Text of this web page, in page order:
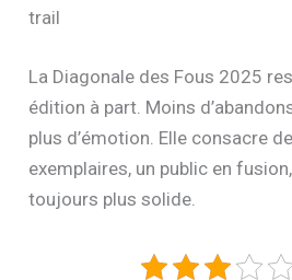
trail
La Diagonale des Fous 2025
édition à part. Moins
plus d’émotion. Elle consacre
exemplaires, un public en
toujours plus solide.